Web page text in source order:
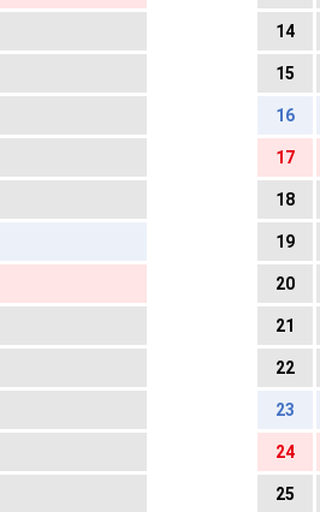
14
15
16
17
18
19
20
21
22
23
24
25